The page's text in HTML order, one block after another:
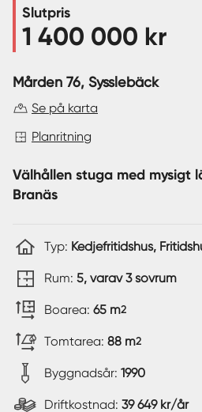
Sverige| Spanien
Slutpris
1 400 000 kr
Mården 76, Sysslebäck
Se på karta
Planritning
Välhållen stuga med mysigt
Branäs
Typ: Kedjefritidshus,
Rum: 5, varav 3 sovrum
Boarea: 65 m2
Tomtarea: 88 m2
Byggnadsår: 1990
Driftkostnad: 39 649 kr/år